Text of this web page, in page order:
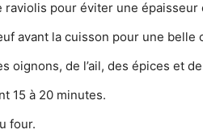
pour éviter une épaisseur
avant la cuisson pour une belle
oignons, de l’ail, des épices et
15 à 20 minutes.
four.